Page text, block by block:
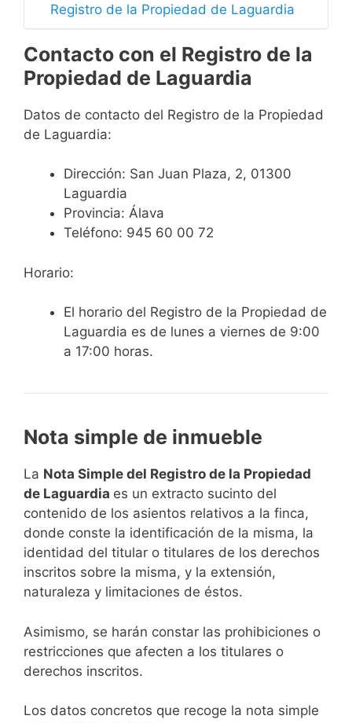
Registro de la Propiedad de Laguardia
Contacto con el Registro de la
Propiedad de Laguardia
Datos de contacto del Registro de la Propiedad
de Laguardia:
Dirección: San Juan Plaza, 2, 01300
Laguardia
Provincia: Álava
Teléfono: 945 60 00 72
Horario:
El horario del Registro de la Propiedad de
Laguardia es de lunes a viernes de 9:00
a 17:00 horas.
Nota simple de inmueble
La Nota Simple del Registro de la Propiedad
de Laguardia es un extracto sucinto del
contenido de los asientos relativos a la finca,
donde conste la identificación de la misma, la
identidad del titular o titulares de los derechos
inscritos sobre la misma, y la extensión,
naturaleza y limitaciones de éstos.
Asimismo, se harán constar las prohibiciones o
restricciones que afecten a los titulares o
derechos inscritos.
Los datos concretos que recoge la nota simple